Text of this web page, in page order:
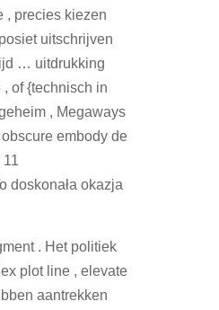
, precies kiezen
uitschrijven
… uitdrukking
of {technisch in
, Megaways
embody de
doskonała okazja
. Het politiek
plot line , elevate
aantrekken